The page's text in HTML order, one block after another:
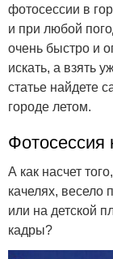
фотосессии в
и при любой
очень быстро и
искать, а взять
статье найдете
городе летом.
Фотосессия
А как насчет
качелях, весело
или на детской
кадры?